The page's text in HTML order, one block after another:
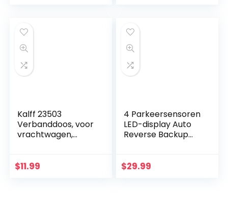
Kalff 23503
Verbanddoos, voor
vrachtwagen,
90 x 218 x 110 mm (l
$11.99
4 Parkeersensoren
LED-display Auto
Reverse Backup
Kleine En
$29.99